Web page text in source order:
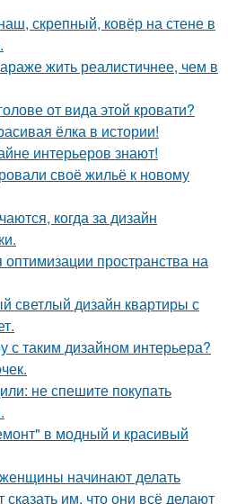
скрепный, ковёр на стене в
жить реалистичнее, чем в
от вида этой кровати?
ёлка в истории!
интерьеров знают!
своё жильё к новому
когда за дизайн
пространства на
светлый дизайн квартиры с
с таким дизайном интерьера?
не спешите покупать
в модный и красивый
начинают делать
им, что они всё делают